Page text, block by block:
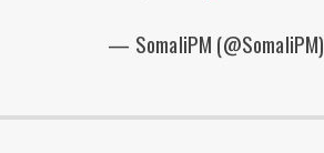
— SomaliPM (@SomaliPM)